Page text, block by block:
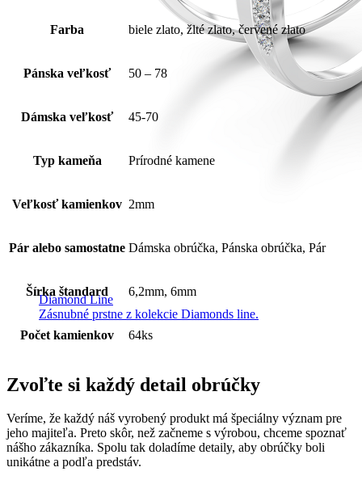
Diamond Line
Zásnubné prstne z kolekcie Diamonds line.
Farba biele zlato, žlté zlato, červené zlato
Pánska veľkosť 50 – 78
Dámska veľkosť 45-70
Typ kameňa Prírodné kamene
Veľkosť kamienkov 2mm
Pár alebo samostatne Dámska obrúčka, Pánska obrúčka, Pár
Šírka štandard 6,2mm, 6mm
Počet kamienkov 64ks
Zvoľte si každý detail obrúčky
Veríme, že každý náš vyrobený produkt má špeciálny význam pre
jeho majiteľa. Preto skôr, než začneme s výrobou, chceme spoznať
nášho zákazníka. Spolu tak doladíme detaily, aby obrúčky boli
unikátne a podľa predstáv.